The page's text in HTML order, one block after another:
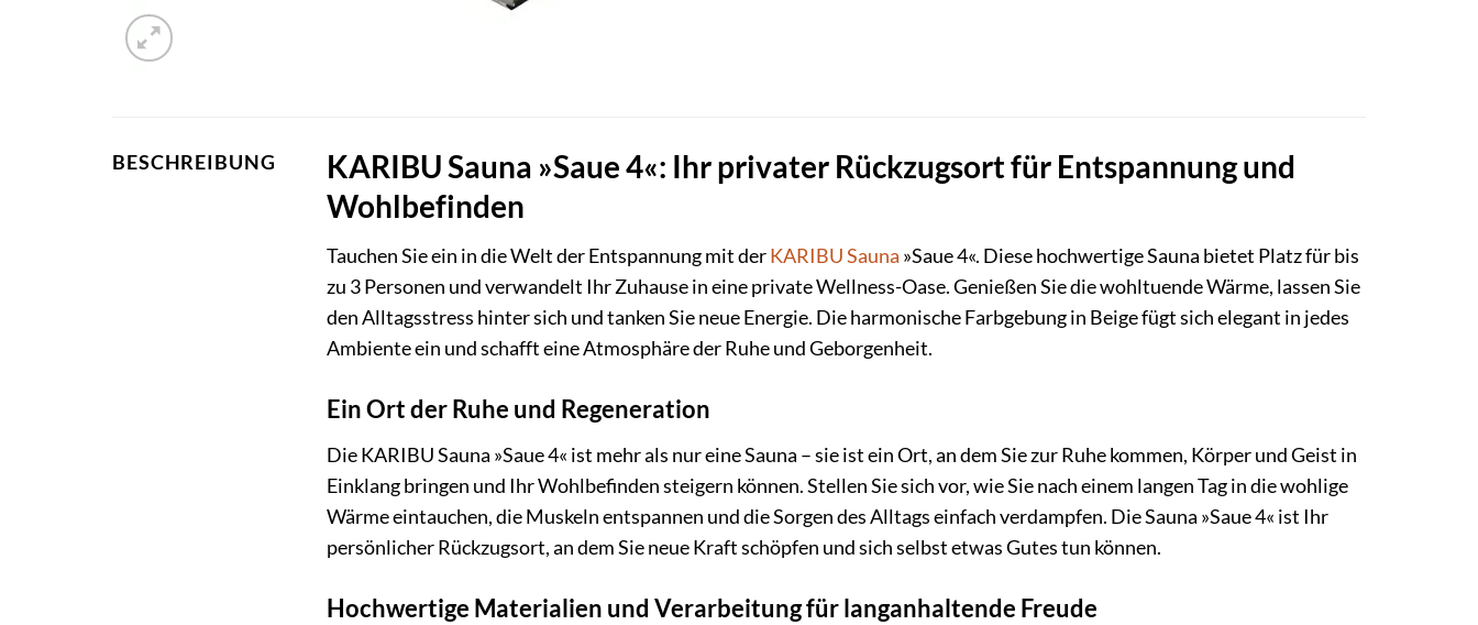
BESCHREIBUNG
KARIBU Sauna »Saue 4«: Ihr privater Rückzugsort für Entspannung und
Wohlbefinden
Tauchen Sie ein in die Welt der Entspannung mit derKARIBUSauna »Saue 4«. Diese hochwertige Sauna bietet Platz für bis
zu 3 Personen und verwandelt Ihr Zuhause in eine private Wellness-Oase. Genießen Sie die wohltuende Wärme, lassen Sie
den Alltagsstress hinter sich und tanken Sie neue Energie. Die harmonische Farbgebung in Beige fügt sich elegant in jedes
Ambiente ein und schafft eine Atmosphäre der Ruhe und Geborgenheit.
Ein Ort der Ruhe und Regeneration
Die KARIBU Sauna »Saue 4« ist mehr als nur eine Sauna – sie ist ein Ort, an dem Sie zur Ruhe kommen, Körper und Geist in
Einklang bringen und Ihr Wohlbefinden steigern können. Stellen Sie sich vor, wie Sie nach einem langen Tag in die wohlige
Wärme eintauchen, die Muskeln entspannen und die Sorgen des Alltags einfach verdampfen. Die Sauna »Saue 4« ist Ihr
persönlicher Rückzugsort, an dem Sie neue Kraft schöpfen und sich selbst etwas Gutes tun können.
Hochwertige Materialien und Verarbeitung für langanhaltende Freude